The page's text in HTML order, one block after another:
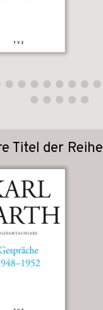
Titel der Reihe